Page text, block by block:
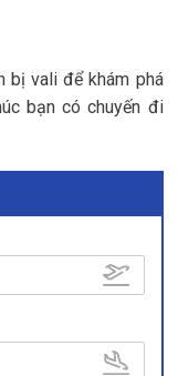
bị vali để khám phá
bạn có chuyến đi